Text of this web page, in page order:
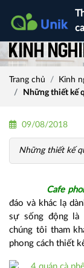
Kinh
Trang chủ
Kinh
Những thiết kế
09/08/2018
Những thiết kế
Cafe phong
đáo và khác lạ
sự sống động là
chúng tôi tham
phong cách thiết